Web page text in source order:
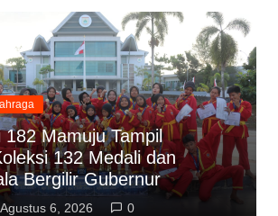
182 Mamuju Tampil
132 Medali dan
Bergilir Gubernur
Agustus 6, 2026 0